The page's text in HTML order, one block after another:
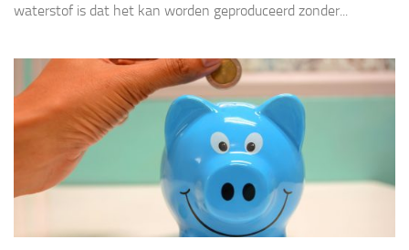
waterstof is dat het kan worden geproduceerd zonder...